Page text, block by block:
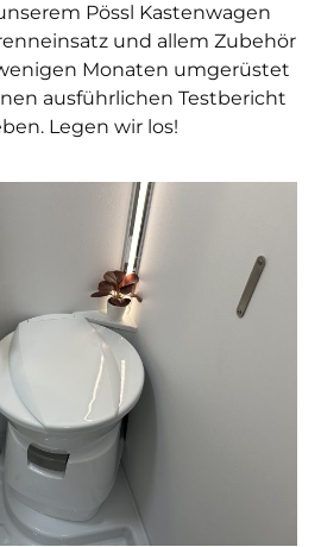
Pössl Kastenwagen
und allem Zubehör
Monaten umgerüstet
ausführlichen Testbericht
Legen wir los!